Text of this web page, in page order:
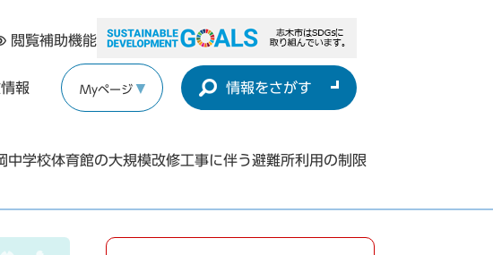
閲覧補助機能
報 Myページ 情報をさがす
中学校体育館の大規模改修工事に伴う避難所利用の制限